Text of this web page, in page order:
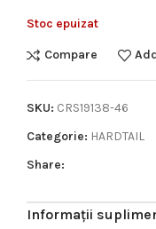
Stoc epuizat
Compare
SKU: CRS19138-46
Categorie: HARDTAIL
Share:
Informații